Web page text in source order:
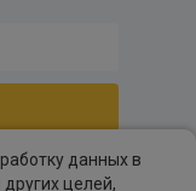
данных в
целей,